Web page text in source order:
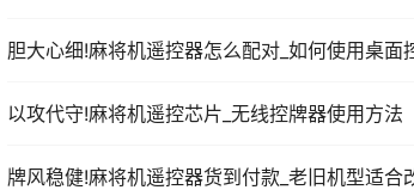
胆大心细!麻将机遥控器怎么配对_如何使用桌面
以攻代守!麻将机遥控芯片_无线控牌器使用方法
牌风稳健!麻将机遥控器货到付款_老旧机型适合